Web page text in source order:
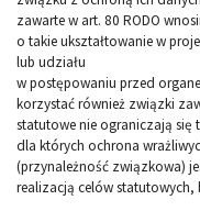
zawarte w art. 80 RODO
o takie ukształtowanie w
lub udziału
w postępowaniu przed
korzystać również związki
statutowe nie ograniczają
dla których ochrona
(przynależność związkowa)
realizacją celów